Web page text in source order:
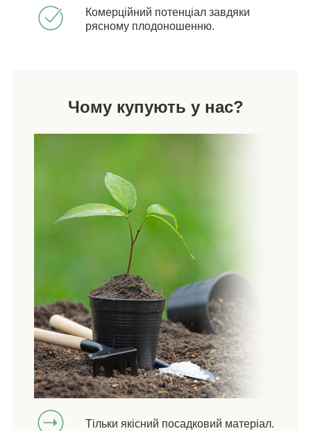
Комерційний потенціал завдяки
рясному плодоношенню.
Чому купують у нас?
Тільки якісний посадковий матеріал.